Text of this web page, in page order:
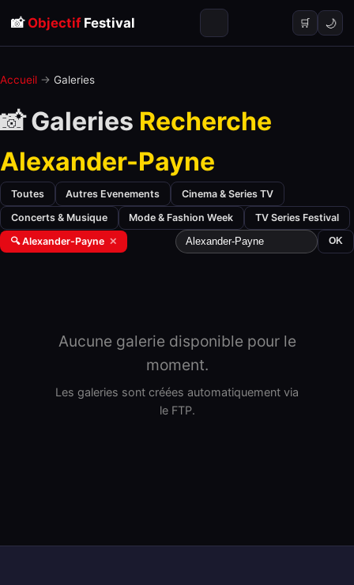
📸 ObjectifFestival 🛒 🌙
Accueil → Galeries
📸 Galeries Recherche
Alexander-Payne
Toutes Autres Evenements Cinema & Series TV
Concerts & Musique Mode & Fashion Week TV Series Festival
🔍 Alexander-Payne ✕ OK
Aucune galerie disponible pour le
moment.
Les galeries sont créées automatiquement via
le FTP.